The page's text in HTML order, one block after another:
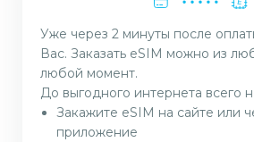
Уже через 2 минуты после
Вас. Заказать eSIM можно из
любой момент.
До выгодного интернета всего
Закажите eSIM на сайте или
приложение